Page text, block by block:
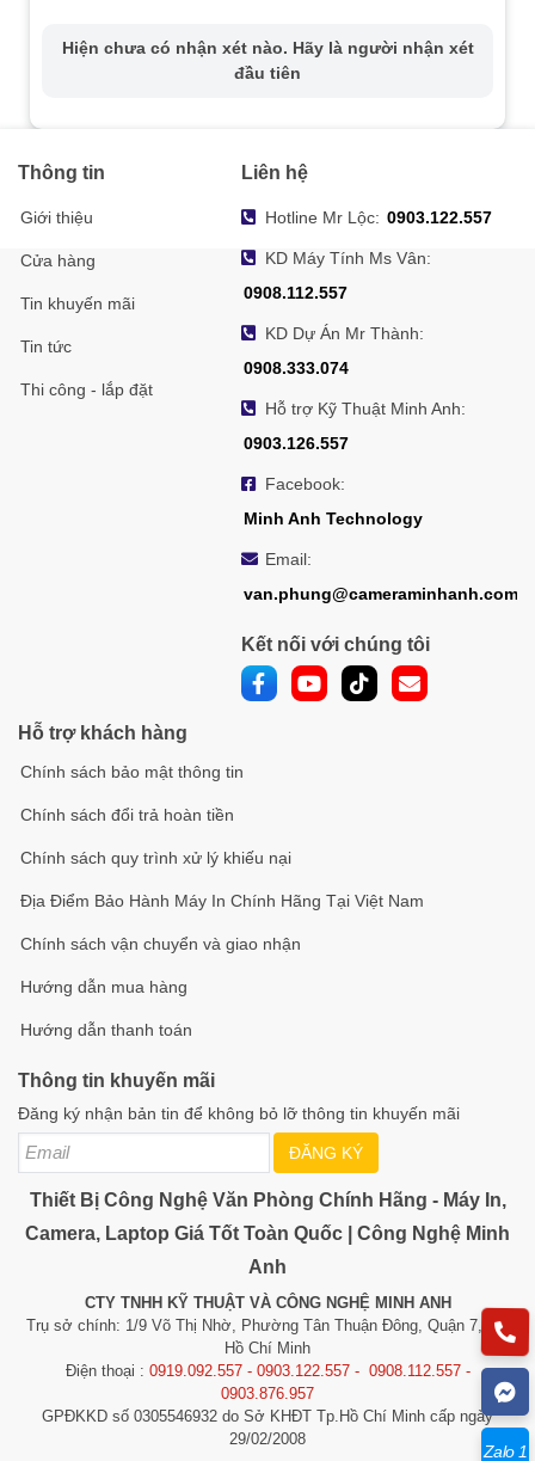
Hiện chưa có nhận xét nào. Hãy là người nhận xét
đầu tiên
Thông tin
Giới thiệu
Cửa hàng
Tin khuyến mãi
Tin tức
Thi công - lắp đặt
Liên hệ
Hotline Mr Lộc: 0903.122.557
KD Máy Tính Ms Vân:
0908.112.557
KD Dự Án Mr Thành:
0908.333.074
Hỗ trợ Kỹ Thuật Minh Anh:
0903.126.557
Facebook:
Minh Anh Technology
Email:
van.phung@cameraminhanh.com
Kết nối với chúng tôi
Hỗ trợ khách hàng
Chính sách bảo mật thông tin
Chính sách đổi trả hoàn tiền
Chính sách quy trình xử lý khiếu nại
Địa Điểm Bảo Hành Máy In Chính Hãng Tại Việt Nam
Chính sách vận chuyển và giao nhận
Hướng dẫn mua hàng
Hướng dẫn thanh toán
Thông tin khuyến mãi
Đăng ký nhận bản tin để không bỏ lỡ thông tin khuyến mãi
ĐĂNG KÝ
Thiết Bị Công Nghệ Văn Phòng Chính Hãng - Máy In,
Camera, Laptop Giá Tốt Toàn Quốc | Công Nghệ Minh
Anh
CTY TNHH KỸ THUẬT VÀ CÔNG NGHỆ MINH ANH
Trụ sở chính: 1/9 Võ Thị Nhờ, Phường Tân Thuận Đông, Quận 7, TP.
Hồ Chí Minh
Điện thoại : 0919.092.557 - 0903.122.557 - 0908.112.557 -
0903.876.957
GPĐKKD số 0305546932 do Sở KHĐT Tp.Hồ Chí Minh cấp ngày
29/02/2008
Zalo 1